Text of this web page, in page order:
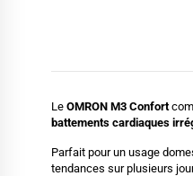
Le OMRON M3 Confort
battements cardiaques
Parfait pour un usage
tendances sur plusieurs